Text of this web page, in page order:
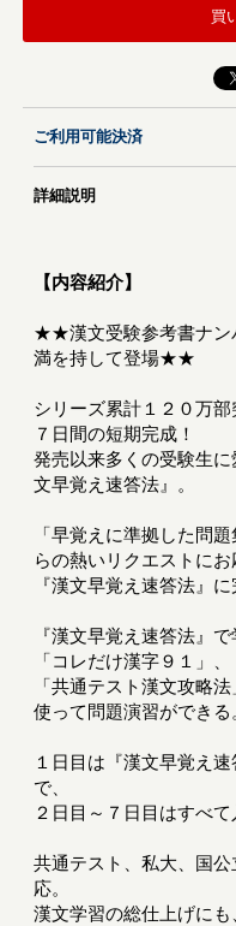
買
ご利用可能決済
詳細説明
【内容紹介】
★★漢文受験参考書ナン
満を持して登場★★
シリーズ累計１２０万部
７日間の短期完成！
発売以来多くの受験生
文早覚え速答法』。
「早覚えに準拠した問
らの熱いリクエストにお
『漢文早覚え速答法』
『漢文早覚え速答法』
「コレだけ漢字９１」、
「共通テスト漢文攻略
使って問題演習ができる
１日目は『漢文早覚え
で、
２日目～７日目はすべて
共通テスト、私大、国
応。
漢文学習の総仕上げに